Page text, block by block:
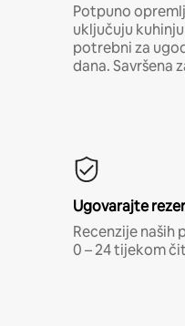
Potpuno
uključuju
potrebni za
dana. Savršena
Ugovarajte
Recenzije naših
0 – 24 tijekom